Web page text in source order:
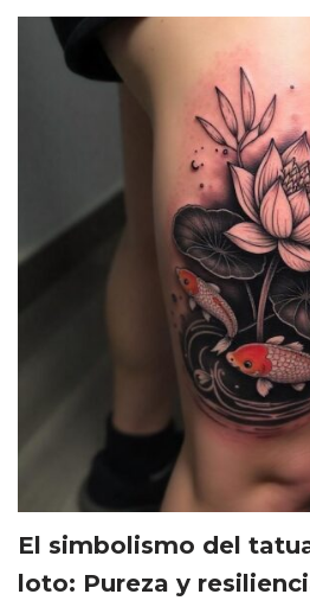
El simbolismo del
loto: Pureza y